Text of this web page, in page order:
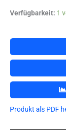
Verfügbarkeit: 1
Dräger
Julian
PLUS
Narkosegerät
Menge
Produkt als PDF